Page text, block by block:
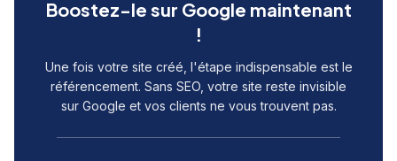
Boostez-le sur Google maintenant
!
Une fois votre site créé, l'étape indispensable est le
référencement. Sans SEO, votre site reste invisible
sur Google et vos clients ne vous trouvent pas.